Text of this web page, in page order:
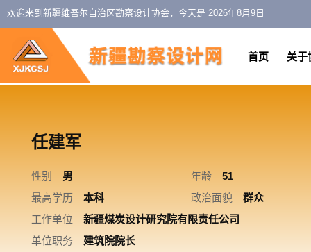
欢迎来到新疆维吾尔自治区勘察设计协会，今天是 2026年8月9日
首页 关于
任建军
性别 男 年龄
51
最高学历
本科 政治面貌
群众
工作单位
新疆煤炭设计研究院有限责任公司
单位职务
建筑院院长